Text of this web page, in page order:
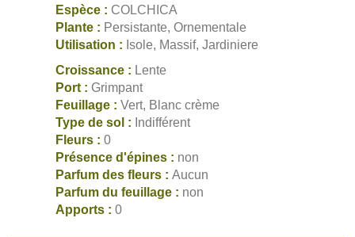
Espèce : COLCHICA
Plante : Persistante, Ornementale
Utilisation : Isole, Massif, Jardiniere
Croissance : Lente
Port : Grimpant
Feuillage : Vert, Blanc crème
Type de sol : Indifférent
Fleurs : 0
Présence d'épines : non
Parfum des fleurs : Aucun
Parfum du feuillage : non
Apports : 0